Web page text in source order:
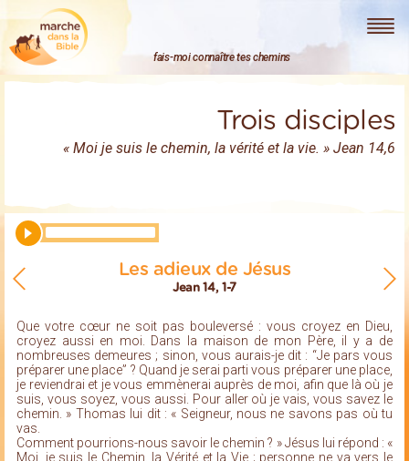
Marche dans la Bible
fais-moi connaître tes chemins
Trois disciples
« Moi je suis le chemin, la vérité et la vie. » Jean 14,6
Les adieux de Jésus
Jean 14, 1-7
Que votre cœur ne soit pas bouleversé : vous croyez en Dieu,
croyez aussi en moi. Dans la maison de mon Père, il y a de
nombreuses demeures ; sinon, vous aurais-je dit : “Je pars vous
préparer une place” ? Quand je serai parti vous préparer une place,
je reviendrai et je vous emmènerai auprès de moi, afin que là où je
suis, vous soyez, vous aussi. Pour aller où je vais, vous savez le
chemin. » Thomas lui dit : « Seigneur, nous ne savons pas où tu
vas.
Comment pourrions-nous savoir le chemin ? » Jésus lui répond : «
Moi, je suis le Chemin, la Vérité et la Vie ; personne ne va vers le